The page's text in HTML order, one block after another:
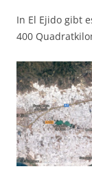
In El Ejido gibt
400